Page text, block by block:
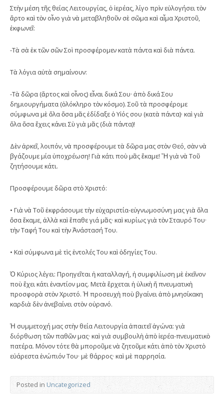
Στὴν μέση τῆς θείας Λειτουργίας, ὁ ἱερέας, λίγο πρὶν εὐλογήσει τὸν
ἄρτο καὶ τὸν οἶνο γιὰ νὰ μεταβληθοῦν σὲ σῶμα καὶ αἷμα Χριστοῦ,
ἐκφωνεῖ:
-Τὰ σὰ ἐκ τῶν σῶν Σοὶ προσφέρομεν κατὰ πάντα καὶ διὰ πάντα.
Τὰ λόγια αὐτὰ σημαίνουν:
-Τὰ δῶρα (ἄρτος καὶ οἶνος) εἶναι δικά Σου· ἀπὸ δικά Σου
δημιουργήματα (ὁλόκληρο τὸν κόσμο). Σοῦ τὰ προσφέρομε
σύμφωνα μὲ ὅλα ὅσα μᾶς ἐδίδαξε ὁ Υἱός σου (κατὰ πάντα)· καὶ γιὰ
ὅλα ὅσα ἔχεις κάνει Σὺ γιὰ μᾶς (διὰ πάντα)!
Δὲν ἀρκεῖ, λοιπόν, νὰ προσφέρουμε τὰ δῶρα μας στὸν Θεό, σὰν νὰ
βγάζουμε μία ὑποχρέωση! Γιὰ κάτι ποὺ μᾶς ἔκαμε! Ἤ γιὰ νὰ Τοῦ
ζητήσουμε κάτι.
Προσφέρουμε δῶρα στὸ Χριστό:
• Γιὰ νὰ Τοῦ ἐκφράσουμε τὴν εὐχαριστία-εὐγνωμοσύνη μας γιὰ ὅλα
ὅσα ἔκαμε, ἀλλὰ καὶ ἔπαθε γιά μᾶς· καὶ κυρίως γιὰ τὸν Σταυρό Του·
τὴν Ταφή Του καὶ τὴν Ἀνάστασή Του.
• Καὶ σύμφωνα μὲ τὶς ἐντολές Του καὶ ὁδηγίες Του.
Ὁ Κύριος λέγει: Προηγεῖται ἡ καταλλαγή, ἡ συμφιλίωση μὲ ἐκεῖνον
ποὺ ἔχει κάτι ἐναντίον μας. Μετὰ ἔρχεται ἡ ὑλικὴ ἤ πνευματικὴ
προσφορὰ στὸν Χριστό. Ἡ προσευχὴ ποὺ βγαίνει ἀπὸ μνησίκακη
καρδιὰ δὲν ἀνεβαίνει στὸν οὐρανό.
Ἡ συμμετοχή μας στὴν θεία Λειτουργία ἀπαιτεῖ ἀγώνα: γιὰ
διόρθωση τῶν παθῶν μας· καὶ γιὰ συμβουλὴ ἀπὸ ἱερέα-πνευματικὸ
πατέρα. Μόνον τότε θὰ μποροῦμε νὰ ζητοῦμε κάτι ἀπὸ τὸν Χριστὸ
εὐάρεστα ἐνώπιόν Του· μὲ θάρρος· καὶ μὲ παρρησία.
Posted in Uncategorized